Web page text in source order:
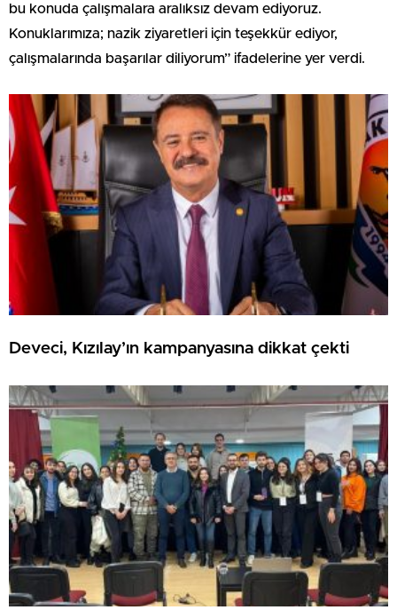
bu konuda çalışmalara aralıksız devam ediyoruz.
Konuklarımıza; nazik ziyaretleri için teşekkür ediyor,
çalışmalarında başarılar diliyorum” ifadelerine yer verdi.
Deveci, Kızılay’ın kampanyasına dikkat çekti